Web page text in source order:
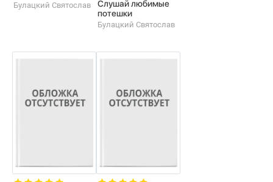
Булацкий Святослав
Слушай любимые
потешки
Булацкий Святослав